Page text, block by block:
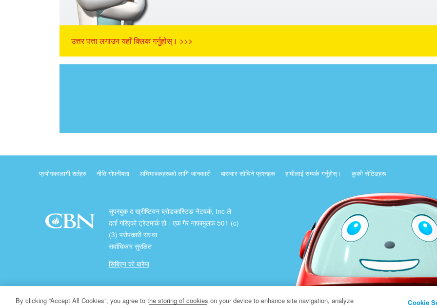
उत्तर पत्ता लगाउन यहाँ क्लिक गर्नुहोस्। >>>
प्रयोगकालागी शर्तहरु नीति गोपनीयता अभिभावकहरूको लागि जानकारी बारम्वार साेधिने प्रश्नहरू हामीलाई सम्पर्क गर्नुहोस्। कुकी सेटिङहरू
सुपरबुक द ख्रीष्टियन ब्रोडकास्टिङ नेटवर्क, Inc ले
दर्ता गरिएको ट्रेडमार्क हो। एक गैर नाफामुलक 501 (c)
(3) परोपकारी संस्था
सर्वाधिकार सुरक्षित
सिबिएन को बारेमा
प्रतिलिपि अधिकार ख्रीष्टियन ब्रोडकास्टिङ् नेटवर्क
By clicking “Accept All Cookies”, you agree to the storing of cookies on your device to enhance site navigation, analyze Cookie